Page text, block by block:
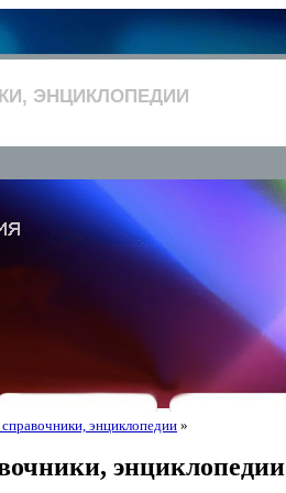
ЭНЦИКЛОПЕДИИ
энциклопедии »
энциклопедии